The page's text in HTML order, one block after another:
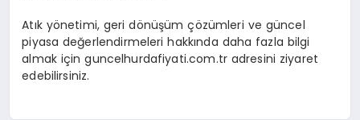
Atık yönetimi, geri dönüşüm çözümleri ve güncel
piyasa değerlendirmeleri hakkında daha fazla bilgi
almak için guncelhurdafiyati.com.tr adresini ziyaret
edebilirsiniz.